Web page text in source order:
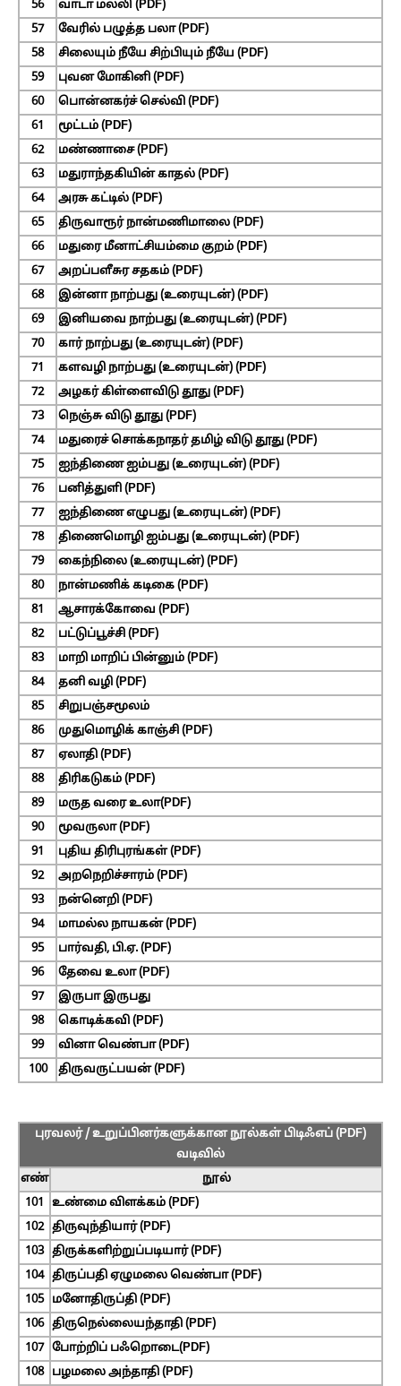
56
வாடா மல்லி (PDF)
57
வேரில் பழுத்த பலா (PDF)
58
சிலையும் நீயே சிற்பியும் நீயே (PDF)
59
புவன மோகினி (PDF)
60
பொன்னகர்ச் செல்வி (PDF)
61
மூட்டம் (PDF)
62
மண்ணாசை (PDF)
63
மதுராந்தகியின் காதல் (PDF)
64
அரசு கட்டில் (PDF)
65
திருவாரூர் நான்மணிமாலை (PDF)
66
மதுரை மீனாட்சியம்மை குறம் (PDF)
67
அறப்பளீசுர சதகம் (PDF)
68
இன்னா நாற்பது (உரையுடன்) (PDF)
69
இனியவை நாற்பது (உரையுடன்) (PDF)
70
கார் நாற்பது (உரையுடன்) (PDF)
71
களவழி நாற்பது (உரையுடன்) (PDF)
72
அழகர் கிள்ளைவிடு தூது (PDF)
73
நெஞ்சு விடு தூது (PDF)
74
மதுரைச் சொக்கநாதர் தமிழ் விடு தூது (PDF)
75
ஐந்திணை ஐம்பது (உரையுடன்) (PDF)
76
பனித்துளி (PDF)
77
ஐந்திணை எழுபது (உரையுடன்) (PDF)
78
திணைமொழி ஐம்பது (உரையுடன்) (PDF)
79
கைந்நிலை (உரையுடன்) (PDF)
80
நான்மணிக் கடிகை (PDF)
81
ஆசாரக்கோவை (PDF)
82
பட்டுப்பூச்சி (PDF)
83
மாறி மாறிப் பின்னும் (PDF)
84
தனி வழி (PDF)
85
சிறுபஞ்சமூலம்
86
முதுமொழிக் காஞ்சி (PDF)
87
ஏலாதி (PDF)
88
திரிகடுகம் (PDF)
89
மருத வரை உலா(PDF)
90
மூவருலா (PDF)
91
புதிய திரிபுரங்கள் (PDF)
92
அறநெறிச்சாரம் (PDF)
93
நன்னெறி (PDF)
94
மாமல்ல நாயகன் (PDF)
95
பார்வதி, பி.ஏ. (PDF)
96
தேவை உலா (PDF)
97
இருபா இருபது
98
கொடிக்கவி (PDF)
99
வினா வெண்பா (PDF)
100
திருவருட்பயன் (PDF)
புரவலர் / உறுப்பினர்களுக்கான நூல்கள் பிடிஃஎப் (PDF)
வடிவில்
எண்
நூல்
101
உண்மை விளக்கம் (PDF)
102 திருவுந்தியார் (PDF)
103 திருக்களிற்றுப்படியார் (PDF)
104 திருப்பதி ஏழுமலை வெண்பா (PDF)
105
மனோதிருப்தி (PDF)
106 திருநெல்லையந்தாதி (PDF)
107 போற்றிப் பஃறொடை(PDF)
108
பழமலை அந்தாதி (PDF)